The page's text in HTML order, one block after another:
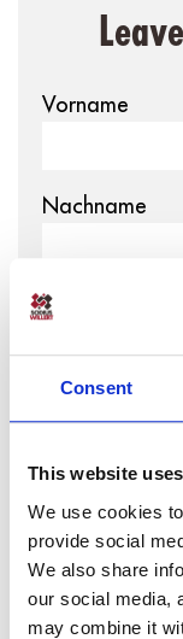
Consent
This website
We use cookies
provide social
We also share
our social media,
may combine it
Vorname
Nachname
E-Mail
Comment